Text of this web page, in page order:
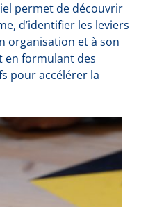
permet de découvrir
d’identifier les leviers
organisation et à son
en formulant des
pour accélérer la